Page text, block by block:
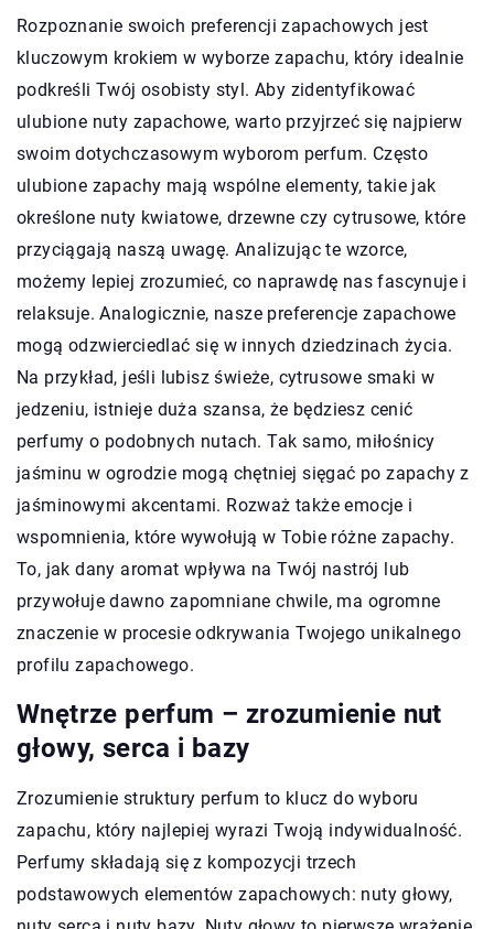
Rozpoznanie swoich preferencji zapachowych jest
kluczowym krokiem w wyborze zapachu, który idealnie
podkreśli Twój osobisty styl. Aby zidentyfikować
ulubione nuty zapachowe, warto przyjrzeć się najpierw
swoim dotychczasowym wyborom perfum. Często
ulubione zapachy mają wspólne elementy, takie jak
określone nuty kwiatowe, drzewne czy cytrusowe, które
przyciągają naszą uwagę. Analizując te wzorce,
możemy lepiej zrozumieć, co naprawdę nas fascynuje i
relaksuje. Analogicznie, nasze preferencje zapachowe
mogą odzwierciedlać się w innych dziedzinach życia.
Na przykład, jeśli lubisz świeże, cytrusowe smaki w
jedzeniu, istnieje duża szansa, że będziesz cenić
perfumy o podobnych nutach. Tak samo, miłośnicy
jaśminu w ogrodzie mogą chętniej sięgać po zapachy z
jaśminowymi akcentami. Rozważ także emocje i
wspomnienia, które wywołują w Tobie różne zapachy.
To, jak dany aromat wpływa na Twój nastrój lub
przywołuje dawno zapomniane chwile, ma ogromne
znaczenie w procesie odkrywania Twojego unikalnego
profilu zapachowego.
Wnętrze perfum – zrozumienie nut
głowy, serca i bazy
Zrozumienie struktury perfum to klucz do wyboru
zapachu, który najlepiej wyrazi Twoją indywidualność.
Perfumy składają się z kompozycji trzech
podstawowych elementów zapachowych: nuty głowy,